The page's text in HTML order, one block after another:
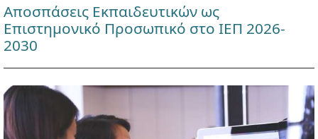
Αποσπάσεις Εκπαιδευτικών ως
Επιστημονικό Προσωπικό στο ΙΕΠ 2026-
2030